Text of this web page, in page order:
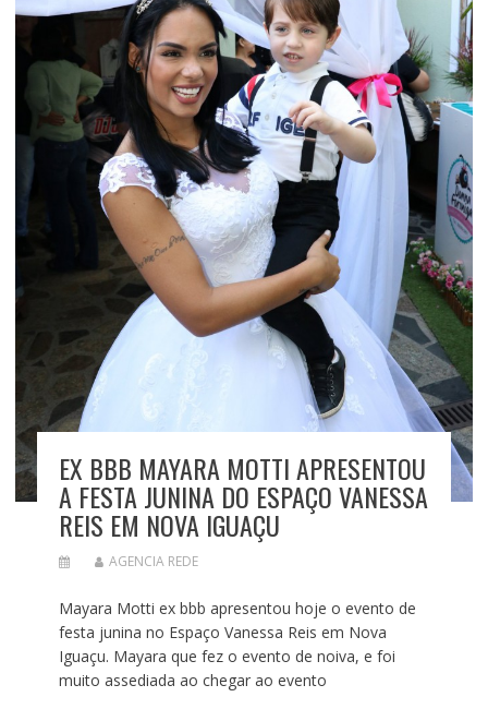
EX BBB MAYARA MOTTI APRESENTOU
A FESTA JUNINA DO ESPAÇO VANESSA
REIS EM NOVA IGUAÇU
AGENCIA REDE
Mayara Motti ex bbb apresentou hoje o evento de
festa junina no Espaço Vanessa Reis em Nova
Iguaçu. Mayara que fez o evento de noiva, e foi
muito assediada ao chegar ao evento